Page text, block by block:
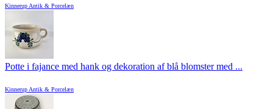
Kinnerup Antik & Porcelæn
Potte i fajance med hank og dekoration af blå blomster med ...
Kinnerup Antik & Porcelæn